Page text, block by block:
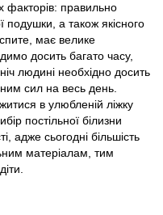
факторів: правильно
подушки, а також якісного
має велике
досить багато часу,
людині необхідно досить
сил на весь день.
в улюбленій ліжку
постільної білизни
адже сьогодні більшість
матеріалам, тим